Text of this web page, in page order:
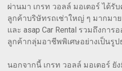
ผ่านมา เกรท วอลล์ มอเตอร์ ได้รั
ลูกค้าบริษัทรถเช่าใหญ่ ๆ มากมาย
และ asap Car Rental รวมถึงกา
ลูกค้ากลุ่มอาชีพพิเศษอย่างเป็นรูป
นอกจากนี้ เกรท วอลล์ มอเตอร์ ยั